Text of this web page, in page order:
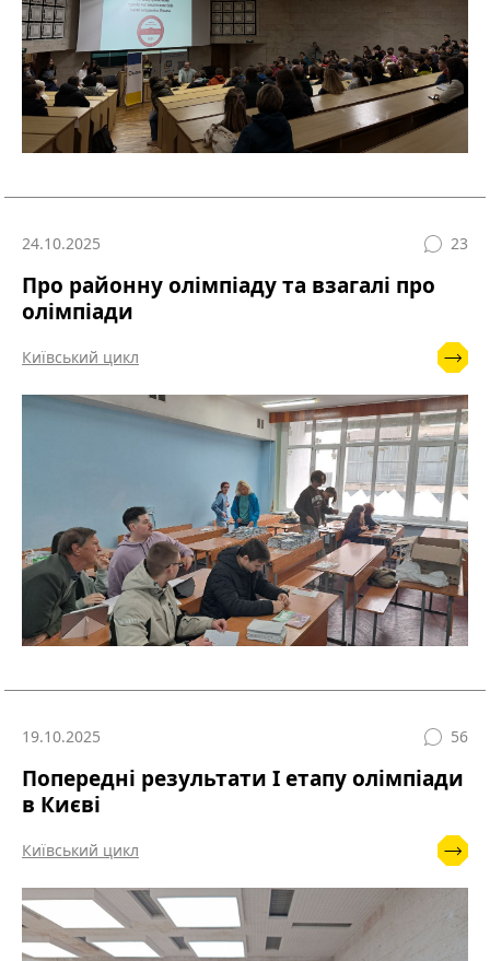
24.10.2025 23
Про районну олімпіаду та взагалі про
олімпіади
Київський цикл
19.10.2025 56
Попередні результати І етапу олімпіади
в Києві
Київський цикл